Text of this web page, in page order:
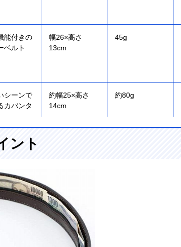
能付きの
ベルト
幅26×高さ
13cm
45g
シーンで
カバンタ
約幅25×高さ
14cm
約80g
の収納
プルなベ
幅24.5×高さ
13.5×厚さ
ント